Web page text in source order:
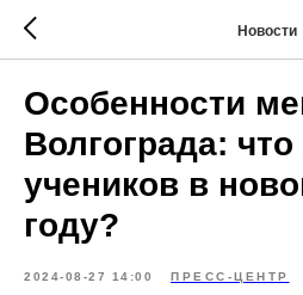
Новости
Особенности
Волгограда:
учеников в
году?
2024-08-27 14:00 ПРЕСС-ЦЕНТР